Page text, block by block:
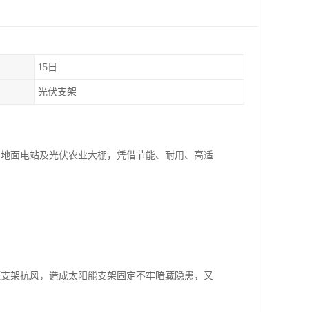
15日
光伏支架
面电站及光伏农业大棚，凭借节能、耐用、高适
架抗风，造成太阳能支架固定不牢暗藏隐患，又